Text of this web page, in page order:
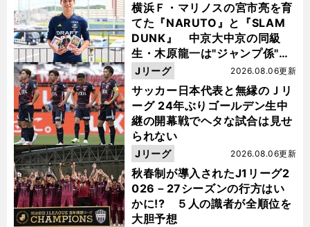
横浜Ｆ・マリノスの宮市亮を育
てた『NARUTO』と『SLAM
DUNK』 中京大中京の同級
生・木原龍一は"ジャンプ係"だ
った
サッカー日本代表と無縁のＪリ
ーグ 24年ぶりゴールデン生中
継の開幕戦でヘタな試合は見せ
られない
2026.08.06更新
Jリーグ
秋春制が導入されたJ1リーグ2
026－27シーズンの行方はい
かに!? ５人の識者が全順位を
大胆予想
2026.08.06更新
Jリーグ